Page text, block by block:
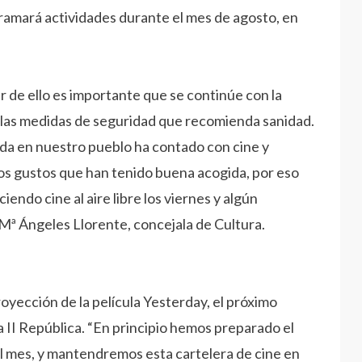
actividades durante el mes de agosto, en
de ello es importante que se continúe con la
medidas de seguridad que recomienda sanidad.
en nuestro pueblo ha contado con cine y
gustos que han tenido buena acogida, por eso
cine al aire libre los viernes y algún
Ángeles Llorente, concejala de Cultura.
de la película Yesterday, el próximo
II República. “En principio hemos preparado el
y mantendremos esta cartelera de cine en